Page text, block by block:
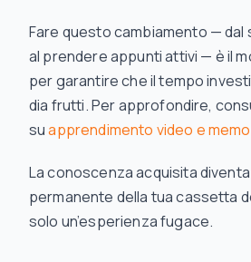
Fare questo cambiamento — dal
al prendere appunti attivi — è il
per garantire che il tempo
dia frutti. Per approfondire,
suapprendimento video e
La conoscenza acquisita
permanente della tua cassetta
solo un’esperienza fugace.